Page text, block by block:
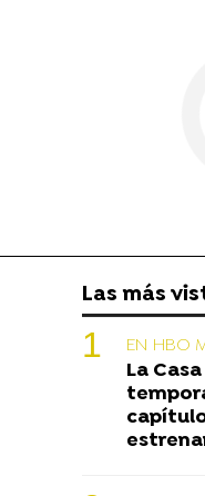
Las más
EN HBO
La